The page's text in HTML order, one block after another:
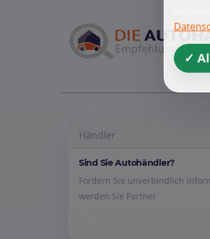
Händler
Sind Sie Autohändler?
Fordern Sie unverbindlich
werden Sie Partner
✓